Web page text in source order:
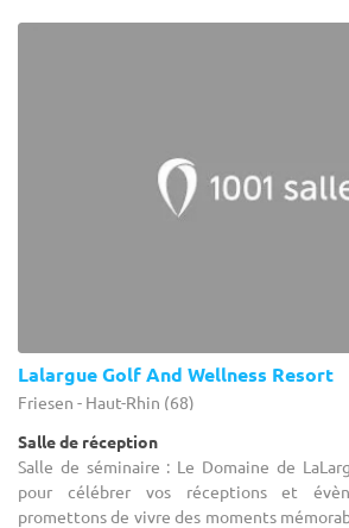
Lalargue Golf And Wellness Resort
Friesen - Haut-Rhin (68)
Salle de réception
Salle de séminaire : Le Domaine de
pour célébrer vos réceptions et
promettons de vivre des moments